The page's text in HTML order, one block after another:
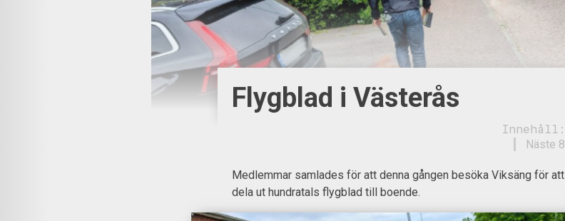
Flygblad i Västerås
Innehåll:
Näste 8
Medlemmar samlades för att denna gången besöka Viksäng för att
dela ut hundratals flygblad till boende.